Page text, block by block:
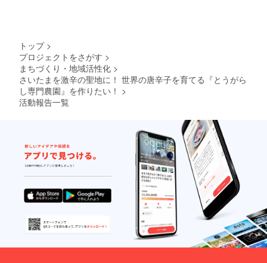
人であ
供し、
人気と
なって
いる。
で醸造
試しく
ださ
い！ 詳
細） ・
発酵ジ
ン
ジャー
エール3
本と十
色のと
うがら
しを
セット
にして
あり）
・対象
月頭
（平日
限定）
詳細
の日程
は生育
状況を
見て、
改めて
相談・
決定さ
せてい
ただき
ます。
に必ず
触れま
説明し
ます。
- 公序
良俗に
反しな
い限
り、お
好きな
名称を
付けて
いただ
けま
す。 -
一度、
トップ >
プロジェクトをさがす >
まちづくり・地域活性化 >
さいたまを激辛の聖地に！ 世界の唐辛子を育てる『とうがら
し専門農園』を作りたい！ >
活動報告一覧